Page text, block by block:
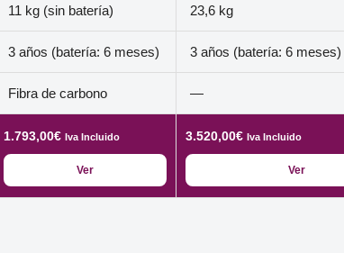
11 kg (sin batería) 23,6 kg
3 años (batería: 6 meses) 3 años (batería: 6 meses)
Fibra de carbono —
1.793,00€ Iva Incluido
Ver
3.520,00€ Iva Incluido
Ver